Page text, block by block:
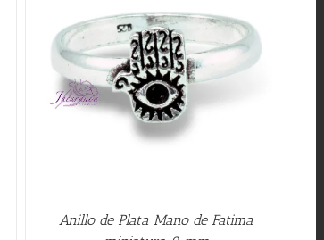
Anillo de Plata Mano de Fatima